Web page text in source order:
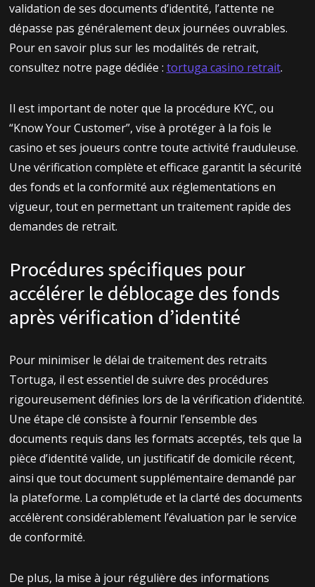
validation de ses documents d’identité, l’attente ne
dépasse pas généralement deux journées ouvrables.
Pour en savoir plus sur les modalités de retrait,
consultez notre page dédiée : tortuga casino retrait.
Il est important de noter que la procédure KYC, ou
“Know Your Customer”, vise à protéger à la fois le
casino et ses joueurs contre toute activité frauduleuse.
Une vérification complète et efficace garantit la sécurité
des fonds et la conformité aux réglementations en
vigueur, tout en permettant un traitement rapide des
demandes de retrait.
Procédures spécifiques pour
accélérer le déblocage des fonds
après vérification d’identité
Pour minimiser le délai de traitement des retraits
Tortuga, il est essentiel de suivre des procédures
rigoureusement définies lors de la vérification d’identité.
Une étape clé consiste à fournir l’ensemble des
documents requis dans les formats acceptés, tels que la
pièce d’identité valide, un justificatif de domicile récent,
ainsi que tout document supplémentaire demandé par
la plateforme. La complétude et la clarté des documents
accélèrent considérablement l’évaluation par le service
de conformité.
De plus, la mise à jour régulière des informations